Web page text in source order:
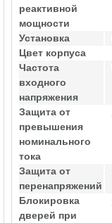
реактивной
мощности
Установка
Цвет корпуса
Частота
входного
напряжения
Защита от
превышения
номинального
тока
Защита от
перенапряжений
Блокировка
дверей при